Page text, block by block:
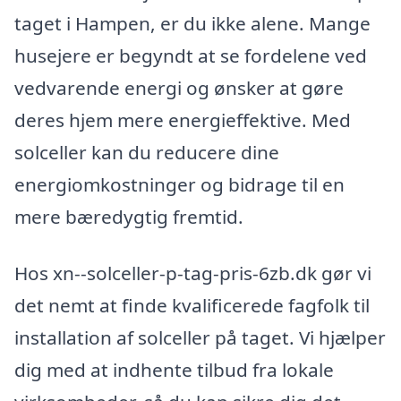
taget i Hampen, er du ikke alene. Mange
husejere er begyndt at se fordelene ved
vedvarende energi og ønsker at gøre
deres hjem mere energieffektive. Med
solceller kan du reducere dine
energiomkostninger og bidrage til en
mere bæredygtig fremtid.
Hos xn--solceller-p-tag-pris-6zb.dk gør vi
det nemt at finde kvalificerede fagfolk til
installation af solceller på taget. Vi hjælper
dig med at indhente tilbud fra lokale